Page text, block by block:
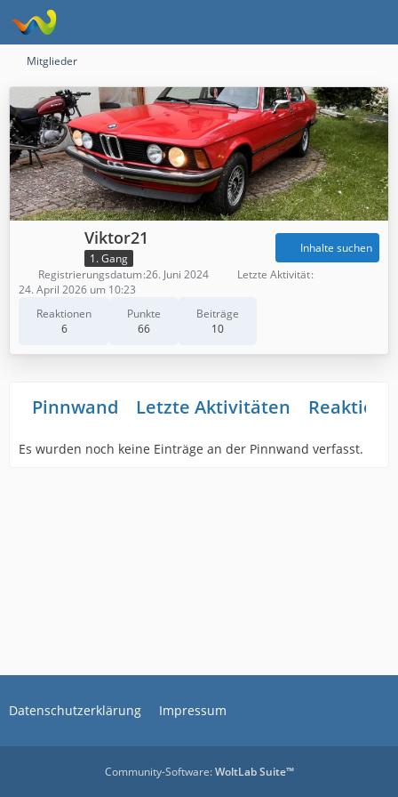
Mitglieder
Viktor21
1. Gang
Reaktionen
6
Punkte
66
Beiträge
10
Inhalte suchen
Registrierungsdatum 26. Juni 2024
Letzte Aktivität
24. April 2026 um 10:23
Pinnwand Letzte Aktivitäten
Es wurden noch keine Einträge an der Pinnwand verfasst.
Datenschutzerklärung Impressum
Community-Software:WoltLab Suite™